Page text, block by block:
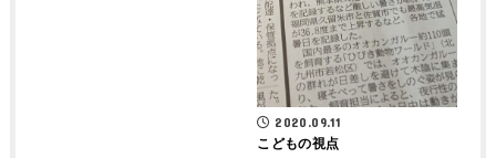
2020.09.11
こどもの視点